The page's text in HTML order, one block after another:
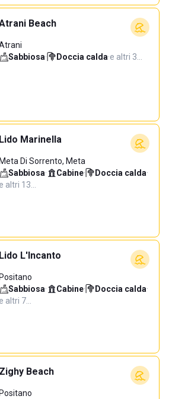
Beach
Sabbiosa· Doccia calda·e altri 3…
Lido Marinella
Meta Di Sorrento, Meta
Sabbiosa· Cabine· Doccia calda·
e altri 13…
Lido L'Incanto
Positano
Sabbiosa· Cabine· Doccia calda·
e altri 7…
Zighy Beach
Positano